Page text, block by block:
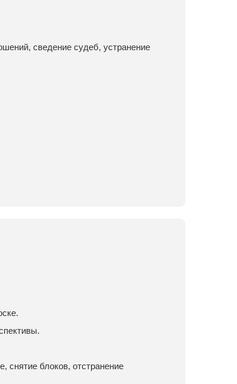
сведение судеб, устранение
снятие блоков, отстранение